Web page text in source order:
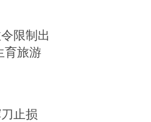
限制出
育旅游
止损